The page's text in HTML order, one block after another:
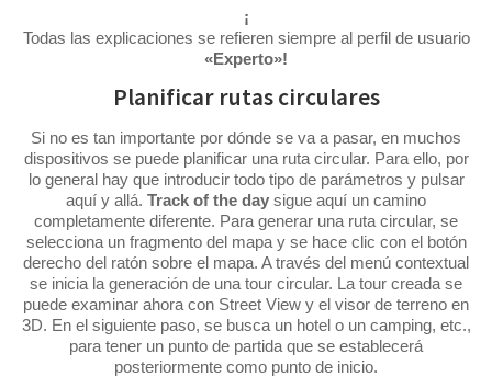
¡
Todas las explicaciones se refieren siempre al perfil de usuario
«Experto»!
Planificar rutas circulares
Si no es tan importante por dónde se va a pasar, en muchos
dispositivos se puede planificar una ruta circular. Para ello, por
lo general hay que introducir todo tipo de parámetros y pulsar
aquí y allá. Track of the day sigue aquí un camino
completamente diferente. Para generar una ruta circular, se
selecciona un fragmento del mapa y se hace clic con el botón
derecho del ratón sobre el mapa. A través del menú contextual
se inicia la generación de una tour circular. La tour creada se
puede examinar ahora con Street View y el visor de terreno en
3D. En el siguiente paso, se busca un hotel o un camping, etc.,
para tener un punto de partida que se establecerá
posteriormente como punto de inicio.